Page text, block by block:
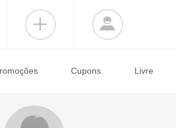
Cupons Livre